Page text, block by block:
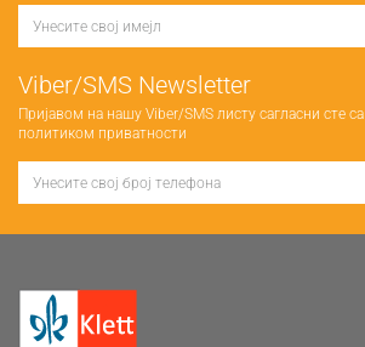
Viber/SMS Newsletter
Пријавом на нашу Viber/SMS листу сагласни сте са
политиком приватности